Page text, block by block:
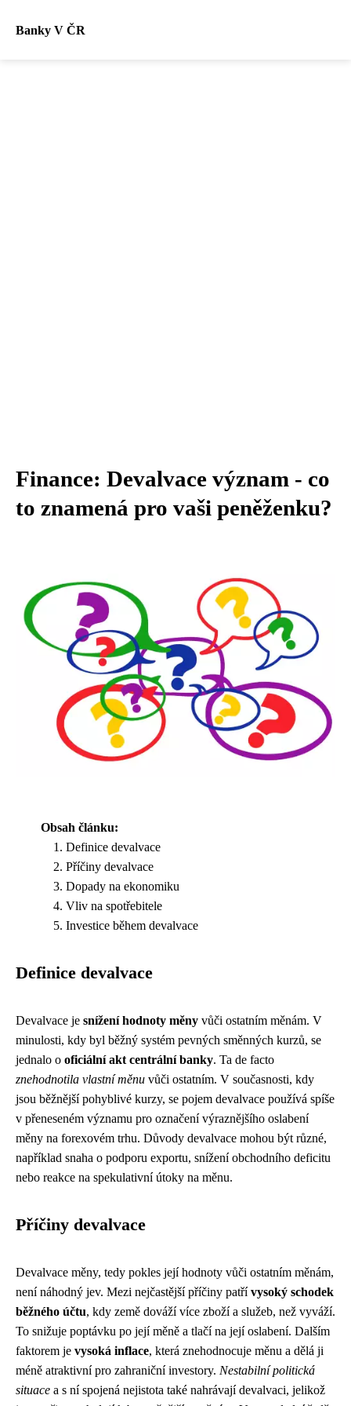
Banky V ČR
Finance: Devalvace význam - co
to znamená pro vaši peněženku?
Obsah článku:
Definice devalvace
Příčiny devalvace
Dopady na ekonomiku
Vliv na spotřebitele
Investice během devalvace
Definice devalvace
Devalvace je snížení hodnoty měny vůči ostatním měnám. V
minulosti, kdy byl běžný systém pevných směnných kurzů, se
jednalo o oficiální akt centrální banky. Ta de facto
znehodnotila vlastní měnu vůči ostatním. V současnosti, kdy
jsou běžnější pohyblivé kurzy, se pojem devalvace používá spíše
v přeneseném významu pro označení výraznějšího oslabení
měny na forexovém trhu. Důvody devalvace mohou být různé,
například snaha o podporu exportu, snížení obchodního deficitu
nebo reakce na spekulativní útoky na měnu.
Příčiny devalvace
Devalvace měny, tedy pokles její hodnoty vůči ostatním měnám,
není náhodný jev. Mezi nejčastější příčiny patřívysoký schodek
běžného účtu, kdy země dováží více zboží a služeb, než vyváží.
To snižuje poptávku po její měně a tlačí na její oslabení. Dalším
faktorem je vysoká inflace, která znehodnocuje měnu a dělá ji
méně atraktivní pro zahraniční investory. Nestabilní politická
situace a s ní spojená nejistota také nahrávají devalvaci, jelikož